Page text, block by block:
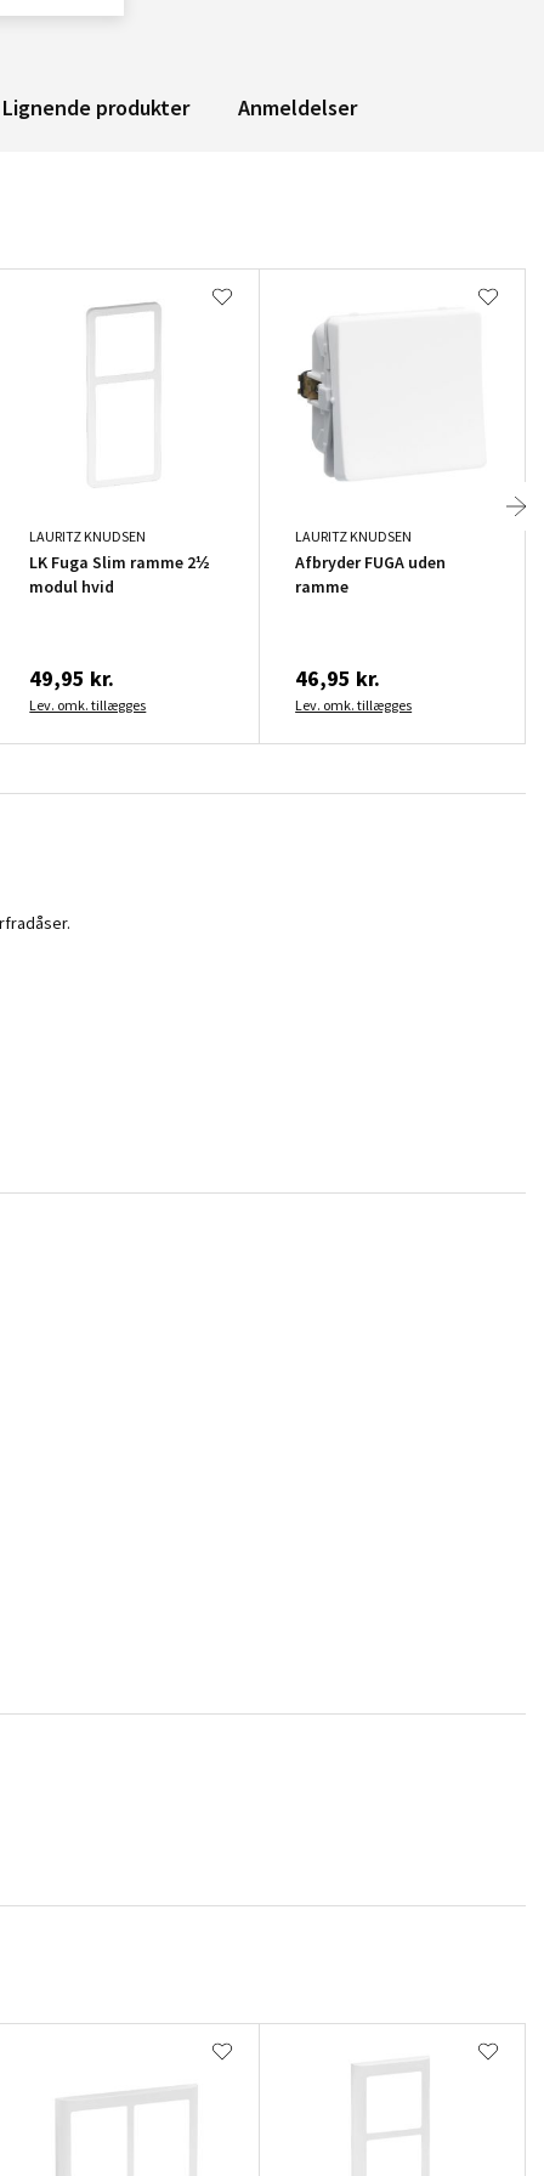
Lignende produkter Anmeldelser
LAURITZ KNUDSEN
LK Fuga Slim ramme 2½
modul hvid
49,95 kr.
Lev. omk. tillægges
LAURITZ KNUDSEN
Afbryder FUGA uden
ramme
46,95 kr.
Lev. omk. tillægges